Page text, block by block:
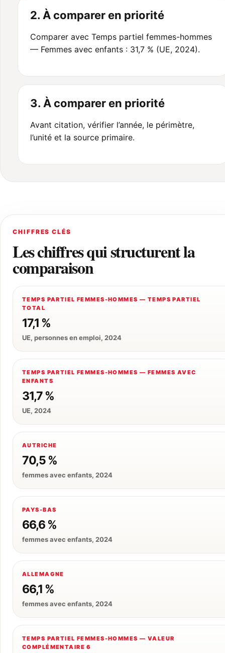
2. À comparer en priorité
Comparer avec Temps partiel femmes-hommes
— Femmes avec enfants : 31,7 % (UE, 2024).
3. À comparer en priorité
Avant citation, vérifier l’année, le périmètre,
l’unité et la source primaire.
CHIFFRES CLÉS
Les chiffres qui structurent la
comparaison
TEMPS PARTIEL FEMMES-HOMMES — TEMPS PARTIEL
TOTAL
17,1 %
UE, personnes en emploi, 2024
TEMPS PARTIEL FEMMES-HOMMES — FEMMES AVEC
ENFANTS
31,7 %
UE, 2024
AUTRICHE
70,5 %
femmes avec enfants, 2024
PAYS-BAS
66,6 %
femmes avec enfants, 2024
ALLEMAGNE
66,1 %
femmes avec enfants, 2024
TEMPS PARTIEL FEMMES-HOMMES — VALEUR
COMPLÉMENTAIRE 6